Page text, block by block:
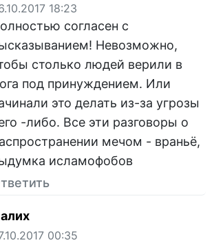
18:23
согласен с
Невозможно,
столько людей верили в
под принуждением. Или
это делать из-за угрозы
-либо. Все эти разговоры о
мечом - враньё,
исламофобов
00:35